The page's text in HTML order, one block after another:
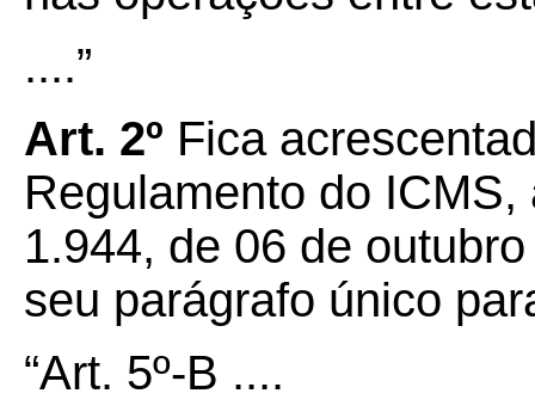
....”
Art. 2º Fica
Regulamento do
1.944, de 06 de
seu parágrafo único
“Art. 5º-B ....